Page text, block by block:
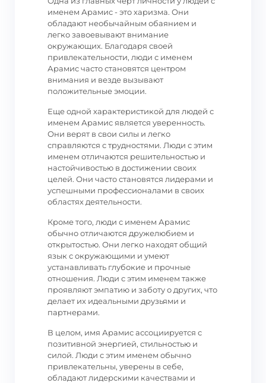
именем Арамис - это харизма. Они
обладают необычайным обаянием и
легко завоевывают внимание
окружающих. Благодаря своей
привлекательности, люди с именем
Арамис часто становятся центром
внимания и везде вызывают
положительные эмоции.
Еще одной характеристикой для людей с
именем Арамис является уверенность.
Они верят в свои силы и легко
справляются с трудностями. Люди с этим
именем отличаются решительностью и
настойчивостью в достижении своих
целей. Они часто становятся лидерами и
успешными профессионалами в своих
областях деятельности.
Кроме того, люди с именем Арамис
обычно отличаются дружелюбием и
открытостью. Они легко находят общий
язык с окружающими и умеют
устанавливать глубокие и прочные
отношения. Люди с этим именем также
проявляют эмпатию и заботу о других, что
делает их идеальными друзьями и
партнерами.
В целом, имя Арамис ассоциируется с
позитивной энергией, стильностью и
силой. Люди с этим именем обычно
привлекательны, уверены в себе,
обладают лидерскими качествами и